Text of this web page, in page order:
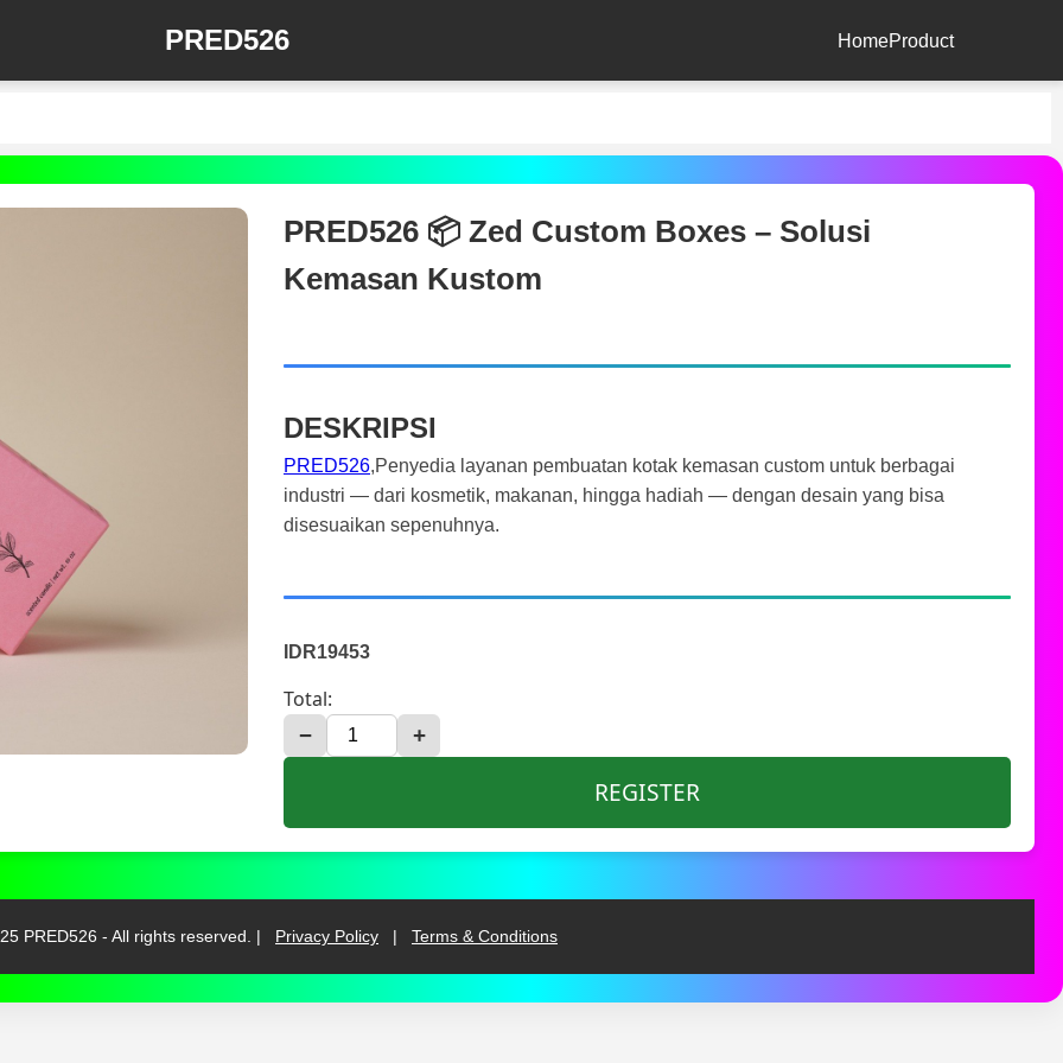
PRED526 HomeProduct
PRED526 📦 Zed Custom Boxes – Solusi
Kemasan Kustom
DESKRIPSI
PRED526,Penyedia layanan pembuatan kotak kemasan custom untuk berbagai
industri — dari kosmetik, makanan, hingga hadiah — dengan desain yang bisa
disesuaikan sepenuhnya.
IDR19453
Total:
− +
REGISTER
PRED526 - All rights reserved. | Privacy Policy | Terms & Conditions